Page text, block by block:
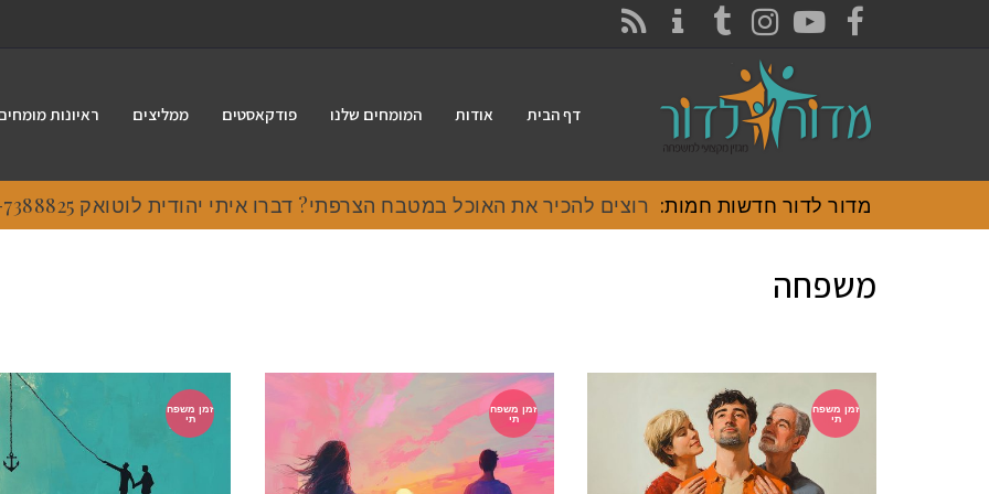
FACEBOOK
YOUTUBE
INSTAGRAM
TUMBLR
דף הבית אודות המומחים שלנו פודקאסטים ממליצים ראיונות
מדור לדור חדשות חמות: רוצים להכיר את האוכל במטבח הצרפתי? דברו איתי יהודית לוטואק 054-7388825
משפחה
זמן משפח
תי
זמן משפח
תי
זמן משפח
תי